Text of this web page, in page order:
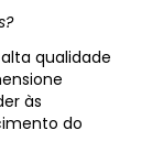
qualidade
às
do